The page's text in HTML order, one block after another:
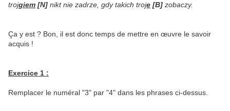
trojgiem [N] nikt nie zadrze, gdy takich troje [B] zobaczy.
Ça y est ? Bon, il est donc temps de mettre en œuvre le savoir
acquis !
Exercice 1 :
Remplacer le numéral "3" par "4" dans les phrases ci-dessus.